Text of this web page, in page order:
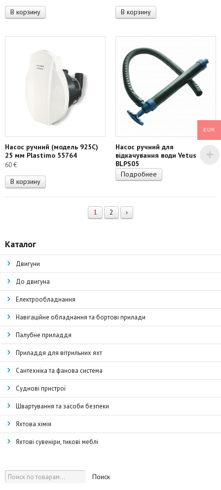
В корзину В корзину
Насос ручний (модель 925С)
25 мм Plastimo 55764
60€
В корзину
Насос ручний для
відкачування води Vetus
BLPS05
Подробнее
1 2 ›
Каталог
Двигуни
До двигуна
Електрообладнання
Навігаційне обладнання та бортові прилади
Палубне приладдя
Приладдя для вітрильних яхт
Сантехніка та фанова система
Суднові пристрої
Швартування та засоби безпеки
Яхтова хімія
Яхтові сувеніри, тикові меблі
Поиск
EUR